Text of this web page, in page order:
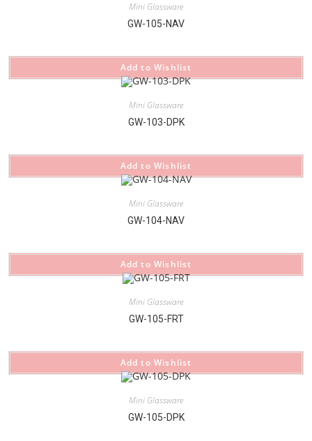
Mini Glassware
GW-105-NAV
Add to Wishlist
Mini Glassware
GW-103-DPK
Add to Wishlist
Mini Glassware
GW-104-NAV
Add to Wishlist
Mini Glassware
GW-105-FRT
Add to Wishlist
Mini Glassware
GW-105-DPK